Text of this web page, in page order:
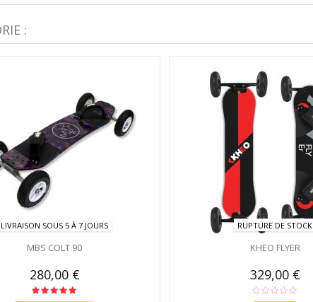
:
LIVRAISON SOUS 5 À 7 JOURS
MBS COLT 90
280,00 €
RUPTURE DE STOCK
KHEO FLYER
329,00 €